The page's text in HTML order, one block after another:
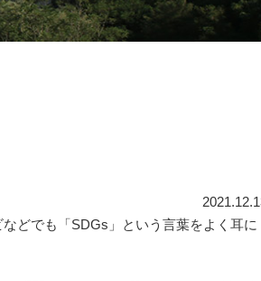
どでも「SDGs」という言葉をよく耳に